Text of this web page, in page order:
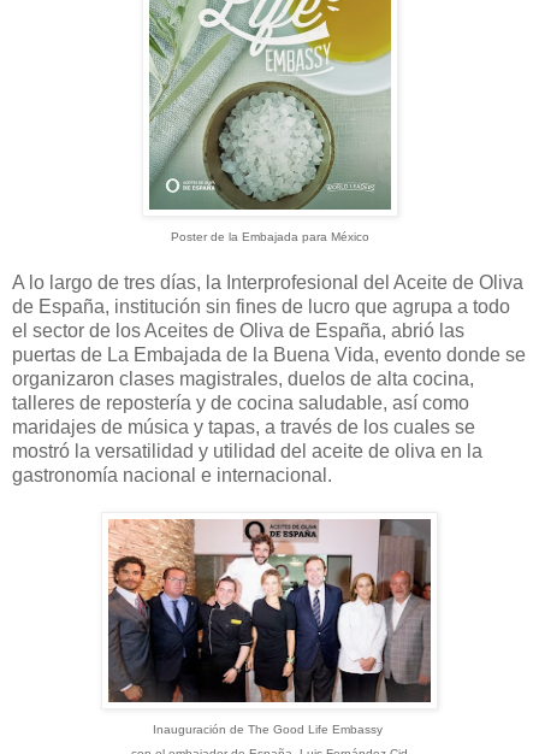
Poster de la Embajada para México
A lo largo de tres días, la Interprofesional del Aceite de Oliva
de España, institución sin fines de lucro que agrupa a todo
el sector de los Aceites de Oliva de España, abrió las
puertas de La Embajada de la Buena Vida, evento donde se
organizaron clases magistrales, duelos de alta cocina,
talleres de repostería y de cocina saludable, así como
maridajes de música y tapas, a través de los cuales se
mostró la versatilidad y utilidad del aceite de oliva en la
gastronomía nacional e internacional.
Inauguración de The Good Life Embassy